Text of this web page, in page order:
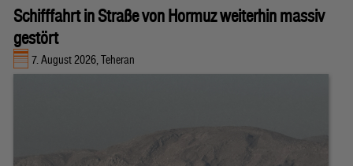
Schifffahrt in Straße von Hormuz weiterhin massiv
gestört
7. August 2026, Teheran